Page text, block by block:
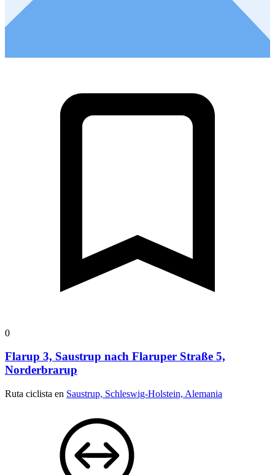
0
Flarup 3, Saustrup nach Flaruper Straße 5,
Norderbrarup
Ruta ciclista en Saustrup, Schleswig-Holstein, Alemania